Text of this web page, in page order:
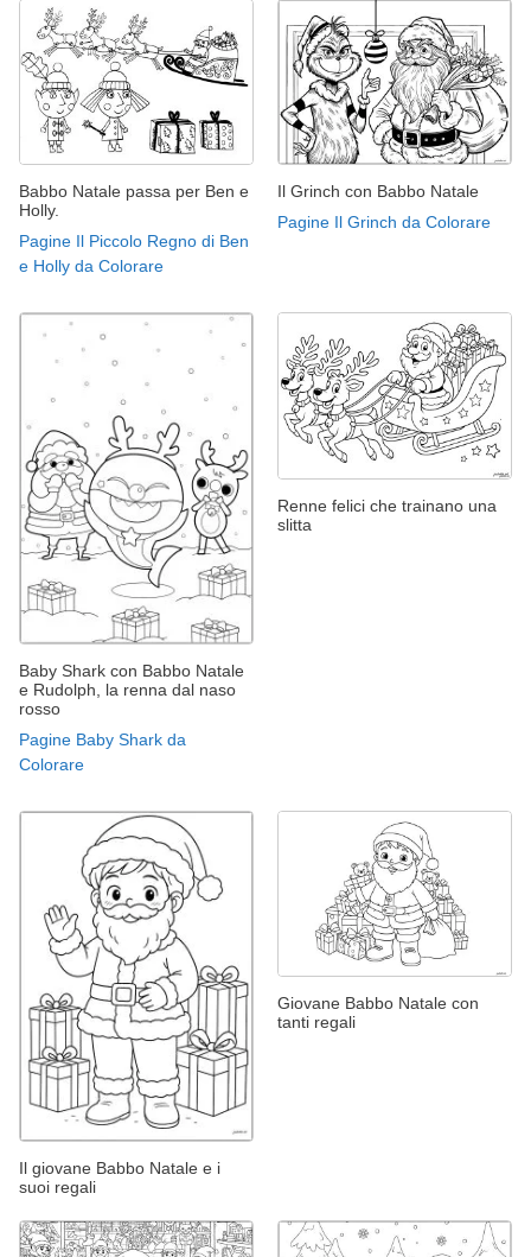
Babbo Natale passa per Ben e
Holly.
Pagine Il Piccolo Regno di Ben
e Holly da Colorare
Il Grinch con Babbo Natale
Pagine Il Grinch da Colorare
Baby Shark con Babbo Natale
e Rudolph, la renna dal naso
rosso
Pagine Baby Shark da
Colorare
Renne felici che trainano una
slitta
Il giovane Babbo Natale e i
suoi regali
Giovane Babbo Natale con
tanti regali